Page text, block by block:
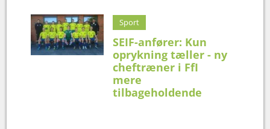
Sport
SEIF-anfører: Kun
oprykning tæller - ny
cheftræner i FfI
mere
tilbageholdende